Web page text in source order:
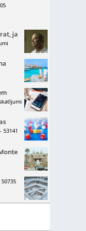
ja
- 53141
50735